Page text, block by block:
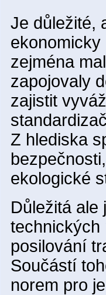
Je důležité,
zejména
zapojovaly
zajistit
Z hlediska
ekologické
Důležitá ale
technických
posilování
Součástí
norem pro